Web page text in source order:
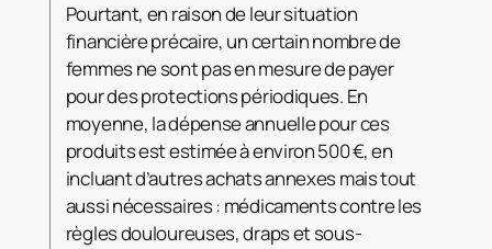
Pourtant, en raison de leur situation
financière précaire, un certain nombre de
femmes ne sont pas en mesure de payer
pour des protections périodiques. En
moyenne, la dépense annuelle pour ces
produits est estimée à environ 500 €, en
incluant d’autres achats annexes mais tout
aussi nécessaires : médicaments contre les
règles douloureuses, draps et sous-